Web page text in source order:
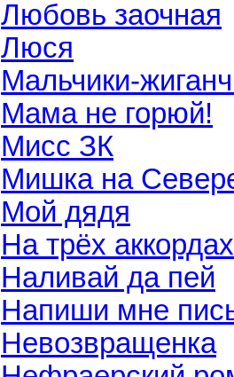
Любовь заочная
Люся
Мальчики-
Мама не горюй!
Мисс ЗК
Мишка на
Мой дядя
На трёх аккордах
Наливай да пей
Напиши мне
Невозвращенка